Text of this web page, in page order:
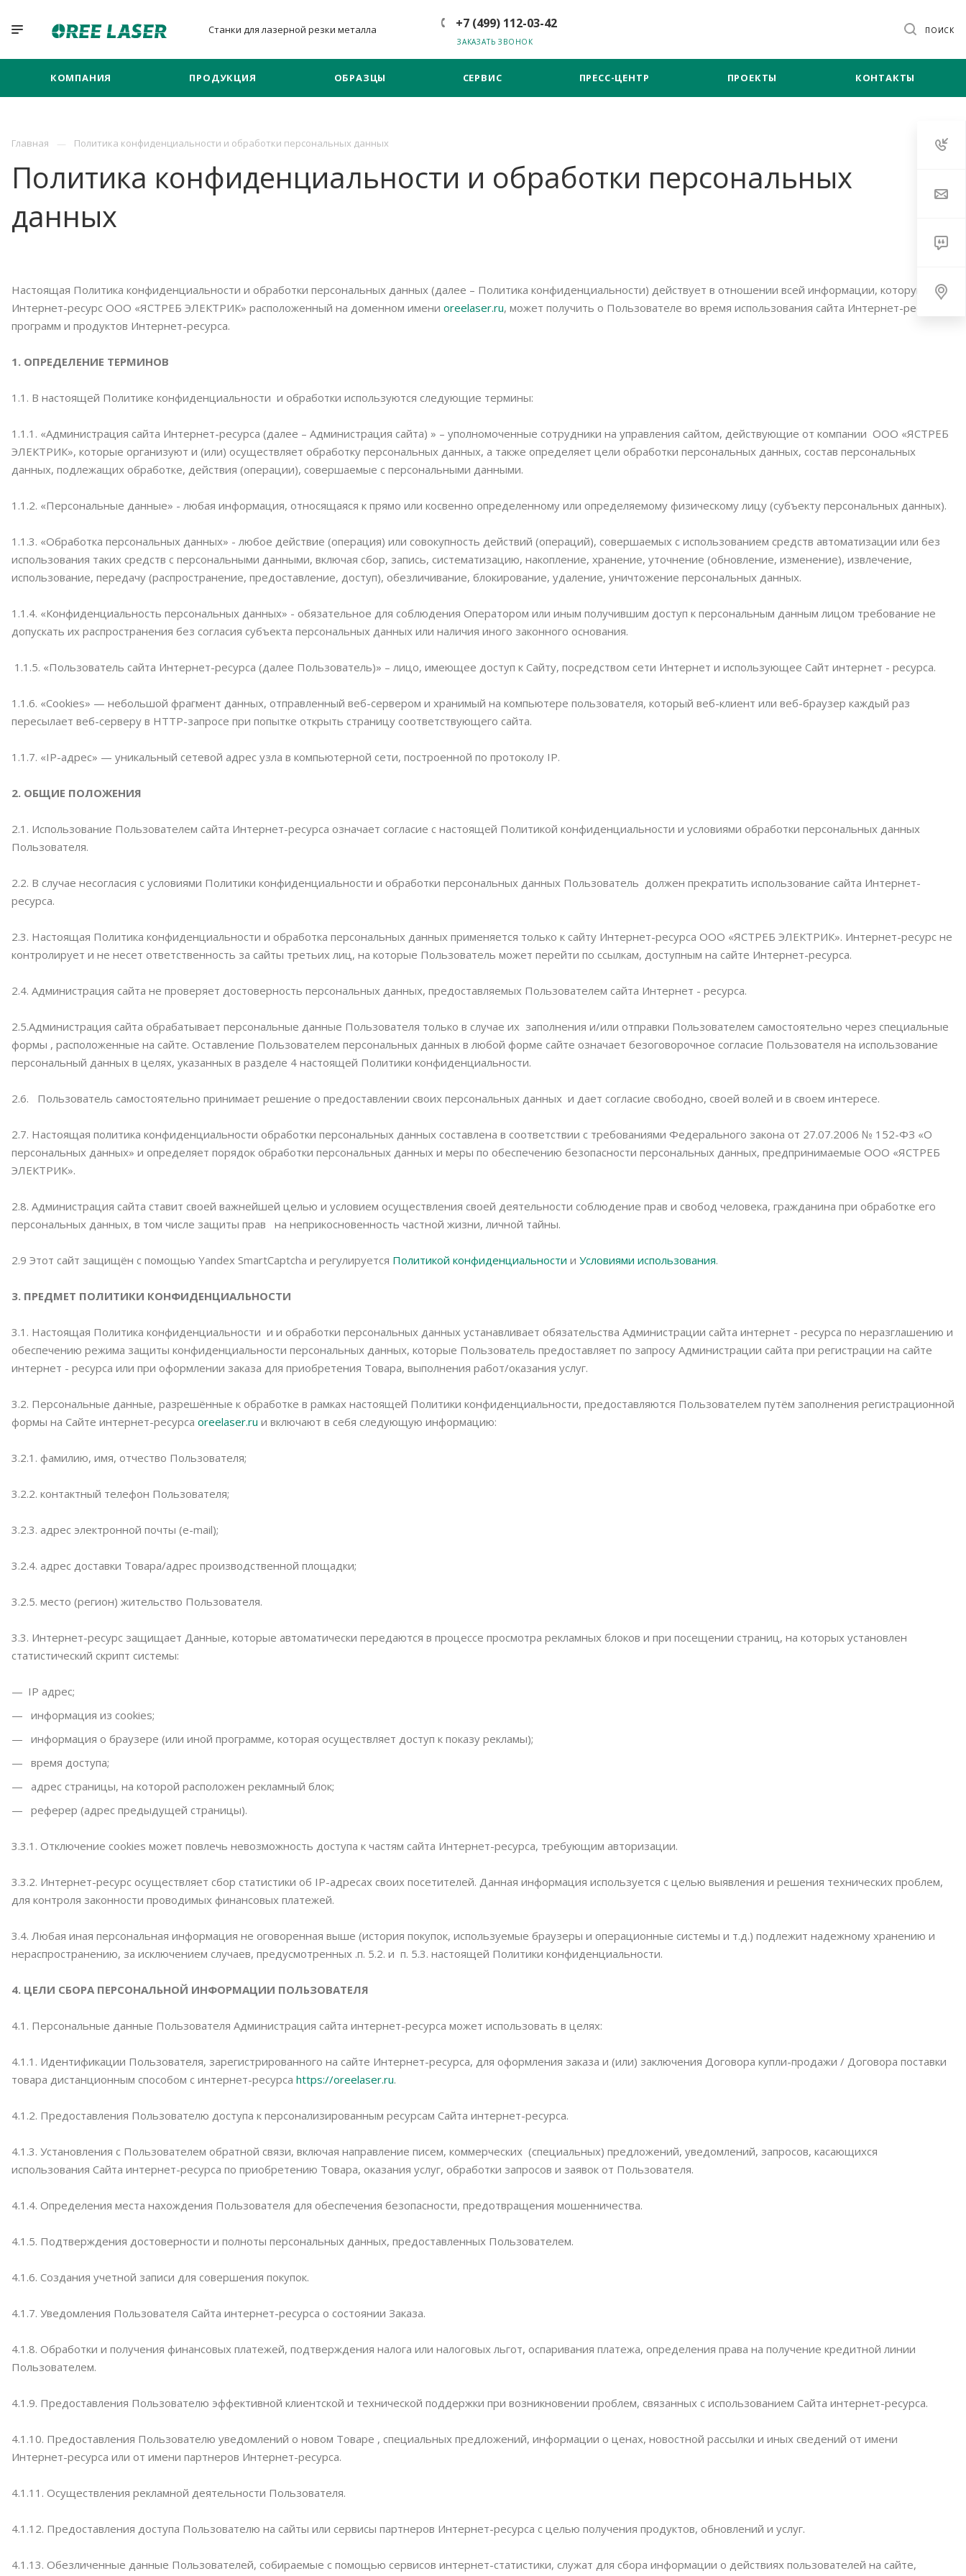
Станки для лазерной резки металла +7 (499) 112-03-42
ЗАКАЗАТЬ ЗВОНОК
ПОИСК
КОМПАНИЯ ПРОДУКЦИЯ ОБРАЗЦЫ СЕРВИС ПРЕСС-ЦЕНТР ПРОЕКТЫ КОНТАКТЫ
Главная Политика конфиденциальности и обработки персональных данных
Политика конфиденциальности и обработки персональных
данных
Настоящая Политика конфиденциальности и обработки персональных данных (далее – Политика конфиденциальности) действует в отношении всей информации, которую
Интернет-ресурс ООО «ЯСТРЕБ ЭЛЕКТРИК» расположенный на доменном имени oreelaser.ru, может получить о Пользователе во время использования сайта Интернет-ресурса,
программ и продуктов Интернет-ресурса.
1. ОПРЕДЕЛЕНИЕ ТЕРМИНОВ
1.1. В настоящей Политике конфиденциальности и обработки используются следующие термины:
1.1.1. «Администрация сайта Интернет-ресурса (далее – Администрация сайта) » – уполномоченные сотрудники на управления сайтом, действующие от компании ООО «ЯСТРЕБ
ЭЛЕКТРИК», которые организуют и (или) осуществляет обработку персональных данных, а также определяет цели обработки персональных данных, состав персональных
данных, подлежащих обработке, действия (операции), совершаемые с персональными данными.
1.1.2. «Персональные данные» - любая информация, относящаяся к прямо или косвенно определенному или определяемому физическому лицу (субъекту персональных данных).
1.1.3. «Обработка персональных данных» - любое действие (операция) или совокупность действий (операций), совершаемых с использованием средств автоматизации или без
использования таких средств с персональными данными, включая сбор, запись, систематизацию, накопление, хранение, уточнение (обновление, изменение), извлечение,
использование, передачу (распространение, предоставление, доступ), обезличивание, блокирование, удаление, уничтожение персональных данных.
1.1.4. «Конфиденциальность персональных данных» - обязательное для соблюдения Оператором или иным получившим доступ к персональным данным лицом требование не
допускать их распространения без согласия субъекта персональных данных или наличия иного законного основания.
1.1.5. «Пользователь сайта Интернет-ресурса (далее Пользователь)» – лицо, имеющее доступ к Сайту, посредством сети Интернет и использующее Сайт интернет - ресурса.
1.1.6. «Cookies» — небольшой фрагмент данных, отправленный веб-сервером и хранимый на компьютере пользователя, который веб-клиент или веб-браузер каждый раз
пересылает веб-серверу в HTTP-запросе при попытке открыть страницу соответствующего сайта.
1.1.7. «IP-адрес» — уникальный сетевой адрес узла в компьютерной сети, построенной по протоколу IP.
2. ОБЩИЕ ПОЛОЖЕНИЯ
2.1. Использование Пользователем сайта Интернет-ресурса означает согласие с настоящей Политикой конфиденциальности и условиями обработки персональных данных
Пользователя.
2.2. В случае несогласия с условиями Политики конфиденциальности и обработки персональных данных Пользователь должен прекратить использование сайта Интернет-
ресурса.
2.3. Настоящая Политика конфиденциальности и обработка персональных данных применяется только к сайту Интернет-ресурса ООО «ЯСТРЕБ ЭЛЕКТРИК». Интернет-ресурс не
контролирует и не несет ответственность за сайты третьих лиц, на которые Пользователь может перейти по ссылкам, доступным на сайте Интернет-ресурса.
2.4. Администрация сайта не проверяет достоверность персональных данных, предоставляемых Пользователем сайта Интернет - ресурса.
2.5.Администрация сайта обрабатывает персональные данные Пользователя только в случае их заполнения и/или отправки Пользователем самостоятельно через специальные
формы , расположенные на сайте. Оставление Пользователем персональных данных в любой форме сайте означает безоговорочное согласие Пользователя на использование
персональный данных в целях, указанных в разделе 4 настоящей Политики конфиденциальности.
2.6. Пользователь самостоятельно принимает решение о предоставлении своих персональных данных и дает согласие свободно, своей волей и в своем интересе.
2.7. Настоящая политика конфиденциальности обработки персональных данных составлена в соответствии с требованиями Федерального закона от 27.07.2006 № 152-ФЗ «О
персональных данных» и определяет порядок обработки персональных данных и меры по обеспечению безопасности персональных данных, предпринимаемые ООО «ЯСТРЕБ
ЭЛЕКТРИК».
2.8. Администрация сайта ставит своей важнейшей целью и условием осуществления своей деятельности соблюдение прав и свобод человека, гражданина при обработке его
персональных данных, в том числе защиты прав на неприкосновенность частной жизни, личной тайны.
2.9 Этот сайт защищён с помощью Yandex SmartCaptcha и регулируется Политикой конфиденциальности и Условиями использования.
3. ПРЕДМЕТ ПОЛИТИКИ КОНФИДЕНЦИАЛЬНОСТИ
3.1. Настоящая Политика конфиденциальности и и обработки персональных данных устанавливает обязательства Администрации сайта интернет - ресурса по неразглашению и
обеспечению режима защиты конфиденциальности персональных данных, которые Пользователь предоставляет по запросу Администрации сайта при регистрации на сайте
интернет - ресурса или при оформлении заказа для приобретения Товара, выполнения работ/оказания услуг.
3.2. Персональные данные, разрешённые к обработке в рамках настоящей Политики конфиденциальности, предоставляются Пользователем путём заполнения регистрационной
формы на Сайте интернет-ресурса oreelaser.ru и включают в себя следующую информацию:
3.2.1. фамилию, имя, отчество Пользователя;
3.2.2. контактный телефон Пользователя;
3.2.3. адрес электронной почты (e-mail);
3.2.4. адрес доставки Товара/адрес производственной площадки;
3.2.5. место (регион) жительство Пользователя.
3.3. Интернет-ресурс защищает Данные, которые автоматически передаются в процессе просмотра рекламных блоков и при посещении страниц, на которых установлен
статистический скрипт системы:
IP адрес;
информация из cookies;
информация о браузере (или иной программе, которая осуществляет доступ к показу рекламы);
время доступа;
адрес страницы, на которой расположен рекламный блок;
реферер (адрес предыдущей страницы).
3.3.1. Отключение cookies может повлечь невозможность доступа к частям сайта Интернет-ресурса, требующим авторизации.
3.3.2. Интернет-ресурс осуществляет сбор статистики об IP-адресах своих посетителей. Данная информация используется с целью выявления и решения технических проблем,
для контроля законности проводимых финансовых платежей.
3.4. Любая иная персональная информация не оговоренная выше (история покупок, используемые браузеры и операционные системы и т.д.) подлежит надежному хранению и
нераспространению, за исключением случаев, предусмотренных .п. 5.2. и п. 5.3. настоящей Политики конфиденциальности.
4. ЦЕЛИ СБОРА ПЕРСОНАЛЬНОЙ ИНФОРМАЦИИ ПОЛЬЗОВАТЕЛЯ
4.1. Персональные данные Пользователя Администрация сайта интернет-ресурса может использовать в целях:
4.1.1. Идентификации Пользователя, зарегистрированного на сайте Интернет-ресурса, для оформления заказа и (или) заключения Договора купли-продажи / Договора поставки
товара дистанционным способом с интернет-ресурса https://oreelaser.ru.
4.1.2. Предоставления Пользователю доступа к персонализированным ресурсам Сайта интернет-ресурса.
4.1.3. Установления с Пользователем обратной связи, включая направление писем, коммерческих (специальных) предложений, уведомлений, запросов, касающихся
использования Сайта интернет-ресурса по приобретению Товара, оказания услуг, обработки запросов и заявок от Пользователя.
4.1.4. Определения места нахождения Пользователя для обеспечения безопасности, предотвращения мошенничества.
4.1.5. Подтверждения достоверности и полноты персональных данных, предоставленных Пользователем.
4.1.6. Создания учетной записи для совершения покупок.
4.1.7. Уведомления Пользователя Сайта интернет-ресурса о состоянии Заказа.
4.1.8. Обработки и получения финансовых платежей, подтверждения налога или налоговых льгот, оспаривания платежа, определения права на получение кредитной линии
Пользователем.
4.1.9. Предоставления Пользователю эффективной клиентской и технической поддержки при возникновении проблем, связанных с использованием Сайта интернет-ресурса.
4.1.10. Предоставления Пользователю уведомлений о новом Товаре , специальных предложений, информации о ценах, новостной рассылки и иных сведений от имени
Интернет-ресурса или от имени партнеров Интернет-ресурса.
4.1.11. Осуществления рекламной деятельности Пользователя.
4.1.12. Предоставления доступа Пользователю на сайты или сервисы партнеров Интернет-ресурса с целью получения продуктов, обновлений и услуг.
4.1.13. Обезличенные данные Пользователей, собираемые с помощью сервисов интернет-статистики, служат для сбора информации о действиях пользователей на сайте,